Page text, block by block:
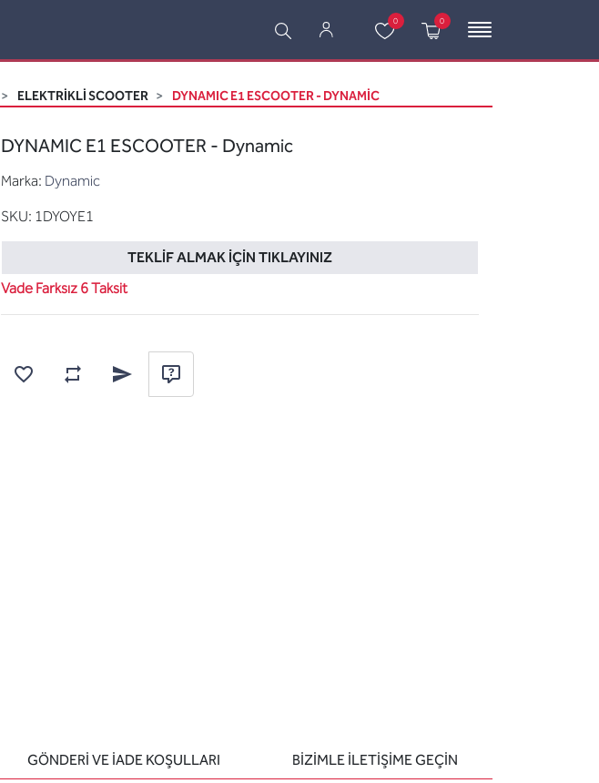
0 0
ELEKTRIKLI SCOOTER DYNAMIC E1 ESCOOTER - DYNAMIC
DYNAMIC E1 ESCOOTER - Dynamic
Marka: Dynamic
SKU: 1DYOYE1
TEKLIF ALMAK İÇIN TIKLAYINIZ
Vade Farksız 6 Taksit
Favorilere ekle
Karşılaştırma listesine ekle
Arkadaşına e-posta ile gönder
Soru sor
GÖNDERİ VE İADE KOŞULLARI BIZIMLE ILETIŞIME GEÇIN